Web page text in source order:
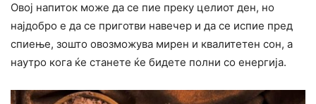
Овој напиток може да се пие преку целиот ден, но
најдобро е да се приготви навечер и да се испие пред
спиење, зошто овозможува мирен и квалитетен сон, а
наутро кога ќе станете ќе бидете полни со енергија.